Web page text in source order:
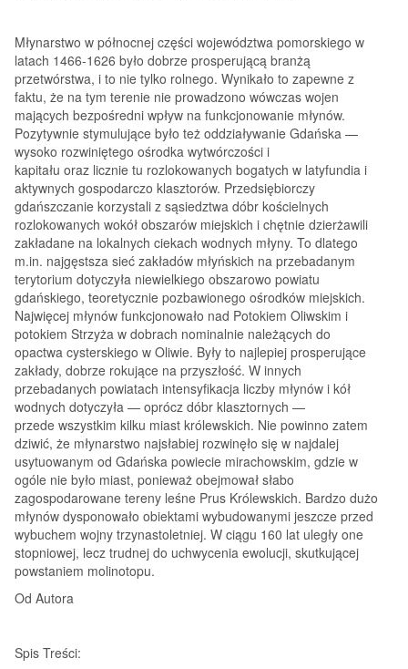
Młynarstwo w północnej części województwa pomorskiego w
latach 1466-1626 było dobrze prosperującą branżą
przetwórstwa, i to nie tylko rolnego. Wynikało to zapewne z
faktu, że na tym terenie nie prowadzono wówczas wojen
mających bezpośredni wpływ na funkcjonowanie młynów.
Pozytywnie stymulujące było też oddziaływanie Gdańska —
wysoko rozwiniętego ośrodka wytwórczości i
kapitału oraz licznie tu rozlokowanych bogatych w latyfundia i
aktywnych gospodarczo klasztorów. Przedsiębiorczy
gdańszczanie korzystali z sąsiedztwa dóbr kościelnych
rozlokowanych wokół obszarów miejskich i chętnie dzierżawili
zakładane na lokalnych ciekach wodnych młyny. To dlatego
m.in. najgęstsza sieć zakładów młyńskich na przebadanym
terytorium dotyczyła niewielkiego obszarowo powiatu
gdańskiego, teoretycznie pozbawionego ośrodków miejskich.
Najwięcej młynów funkcjonowało nad Potokiem Oliwskim i
potokiem Strzyża w dobrach nominalnie należących do
opactwa cysterskiego w Oliwie. Były to najlepiej prosperujące
zakłady, dobrze rokujące na przyszłość. W innych
przebadanych powiatach intensyfikacja liczby młynów i kół
wodnych dotyczyła — oprócz dóbr klasztornych —
przede wszystkim kilku miast królewskich. Nie powinno zatem
dziwić, że młynarstwo najsłabiej rozwinęło się w najdalej
usytuowanym od Gdańska powiecie mirachowskim, gdzie w
ogóle nie było miast, ponieważ obejmował słabo
zagospodarowane tereny leśne Prus Królewskich. Bardzo dużo
młynów dysponowało obiektami wybudowanymi jeszcze przed
wybuchem wojny trzynastoletniej. W ciągu 160 lat uległy one
stopniowej, lecz trudnej do uchwycenia ewolucji, skutkującej
powstaniem molinotopu.
Od Autora
Spis Treści: